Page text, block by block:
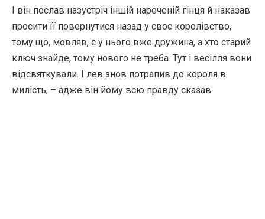
І він послав назустріч іншій нареченій гінця й наказав
просити її повернутися назад у своє королівство,
тому що, мовляв, є у нього вже дружина, а хто старий
ключ знайде, тому нового не треба. Тут і весілля вони
відсвяткували. І лев знов потрапив до короля в
милість, – адже він йому всю правду сказав.